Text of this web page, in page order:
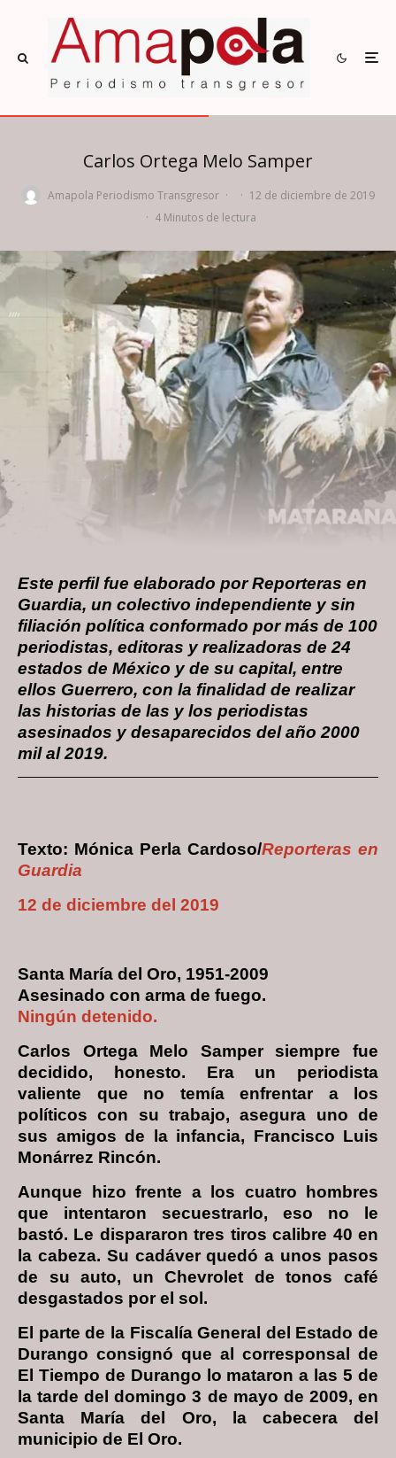
Carlos Ortega Melo Samper
Amapola Periodismo Transgresor · · 12 de diciembre de 2019
· 4 Minutos de lectura
Este perfil fue elaborado por Reporteras en
Guardia, un colectivo independiente y sin
filiación política conformado por más de 100
periodistas, editoras y realizadoras de 24
estados de México y de su capital, entre
ellos Guerrero, con la finalidad de realizar
las historias de las y los periodistas
asesinados y desaparecidos del año 2000
mil al 2019.
Texto: Mónica Perla Cardoso/Reporteras en
Guardia
12 de diciembre del 2019
Santa María del Oro, 1951-2009
Asesinado con arma de fuego.
Ningún detenido.
Carlos Ortega Melo Samper siempre fue
decidido, honesto. Era un periodista
valiente que no temía enfrentar a los
políticos con su trabajo, asegura uno de
sus amigos de la infancia, Francisco Luis
Monárrez Rincón.
Aunque hizo frente a los cuatro hombres
que intentaron secuestrarlo, eso no le
bastó. Le dispararon tres tiros calibre 40 en
la cabeza. Su cadáver quedó a unos pasos
de su auto, un Chevrolet de tonos café
desgastados por el sol.
El parte de la Fiscalía General del Estado de
Durango consignó que al corresponsal de
El Tiempo de Durango lo mataron a las 5 de
la tarde del domingo 3 de mayo de 2009, en
Santa María del Oro, la cabecera del
municipio de El Oro.